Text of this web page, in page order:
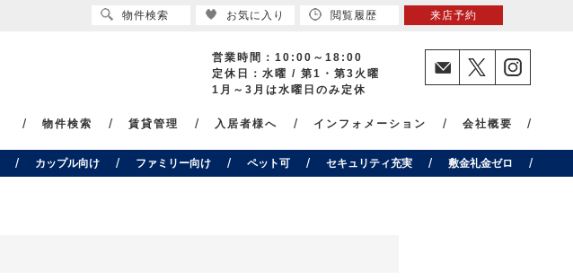
営業時間：10:00～18:00
定休日：水曜 / 第1・第3火曜
1月～3月は水曜日のみ定休
物件検索 賃貸管理 入居者様へ インフォメーション 会社概要
カップル向け ファミリー向け ペット可 セキュリティ充実 敷金礼金ゼロ
物件検索 お気に入り 閲覧履歴 来店予約